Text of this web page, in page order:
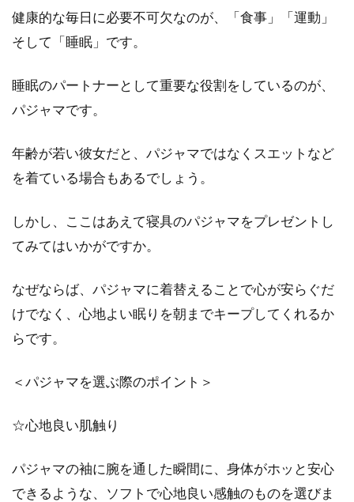
健康的な毎日に必要不可欠なのが、「食事」「運動」
そして「睡眠」です。
睡眠のパートナーとして重要な役割をしているのが、
パジャマです。
年齢が若い彼女だと、パジャマではなくスエットなど
を着ている場合もあるでしょう。
しかし、ここはあえて寝具のパジャマをプレゼントし
てみてはいかがですか。
なぜならば、パジャマに着替えることで心が安らぐだ
けでなく、心地よい眠りを朝までキープしてくれるか
らです。
＜パジャマを選ぶ際のポイント＞
☆心地良い肌触り
パジャマの袖に腕を通した瞬間に、身体がホッと安心
できるような、ソフトで心地良い感触のものを選びま